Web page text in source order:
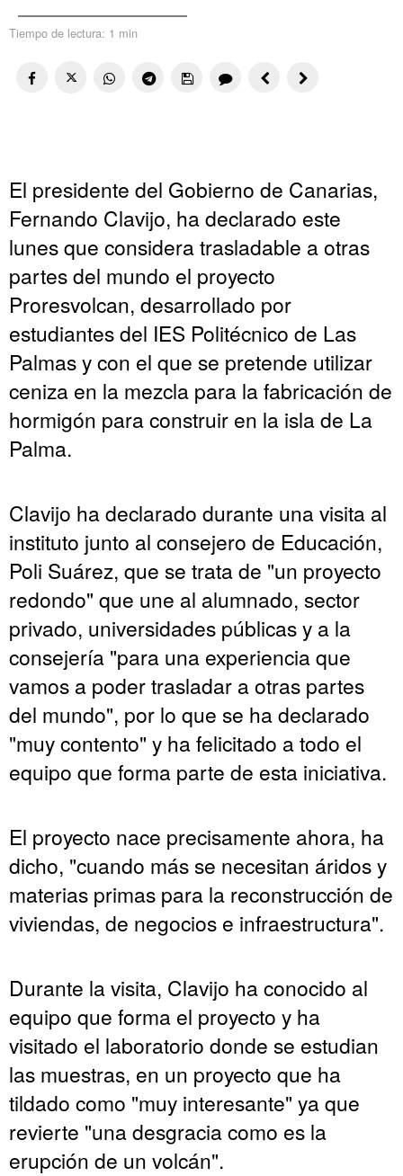
Tiempo de lectura: 1 min
El presidente del Gobierno de Canarias,
Fernando Clavijo, ha declarado este
lunes que considera trasladable a otras
partes del mundo el proyecto
Proresvolcan, desarrollado por
estudiantes del IES Politécnico de Las
Palmas y con el que se pretende utilizar
ceniza en la mezcla para la fabricación de
hormigón para construir en la isla de La
Palma.
Clavijo ha declarado durante una visita al
instituto junto al consejero de Educación,
Poli Suárez, que se trata de "un proyecto
redondo" que une al alumnado, sector
privado, universidades públicas y a la
consejería "para una experiencia que
vamos a poder trasladar a otras partes
del mundo", por lo que se ha declarado
"muy contento" y ha felicitado a todo el
equipo que forma parte de esta iniciativa.
El proyecto nace precisamente ahora, ha
dicho, "cuando más se necesitan áridos y
materias primas para la reconstrucción de
viviendas, de negocios e infraestructura".
Durante la visita, Clavijo ha conocido al
equipo que forma el proyecto y ha
visitado el laboratorio donde se estudian
las muestras, en un proyecto que ha
tildado como "muy interesante" ya que
revierte "una desgracia como es la
erupción de un volcán".